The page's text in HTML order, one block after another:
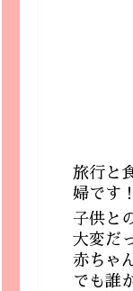
旅行と
婦です！
子供と
大変だ
赤ちゃ
でも誰